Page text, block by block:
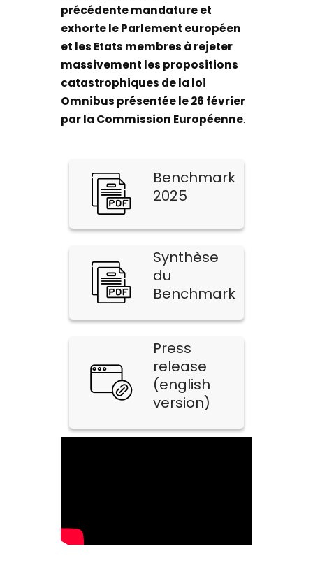
précédente mandature et
exhorte le Parlement européen
et les Etats membres à rejeter
massivement les propositions
catastrophiques de la loi
Omnibus présentée le 26 février
par la Commission Européenne.
Benchmark
2025
Synthèse
du
Benchmark
Press
release
(english
version)